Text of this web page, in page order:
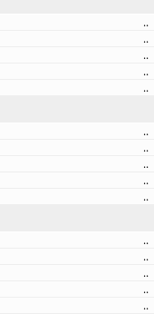
..
..
..
..
..
..
..
..
..
..
..
..
..
..
..